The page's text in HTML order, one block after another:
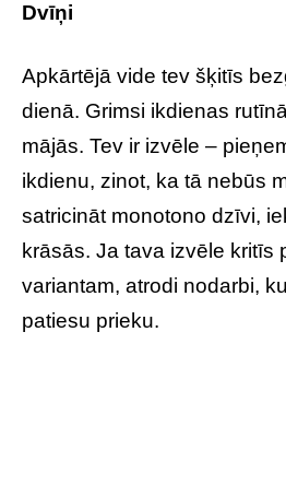
Dvīņi
Apkārtējā vide tev šķitīs
dienā. Grimsi ikdienas
mājās. Tev ir izvēle –
ikdienu, zinot, ka tā nebūs
satricināt monotono dzīvi,
krāsās. Ja tava izvēle kritīs
variantam, atrodi nodarbi,
patiesu prieku.